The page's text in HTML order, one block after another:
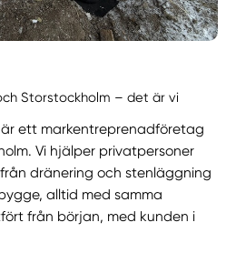
Storstockholm – det är vi
ett markentreprenadföretag
Vi hjälper privatpersoner
dränering och stenläggning
alltid med samma
från början, med kunden i